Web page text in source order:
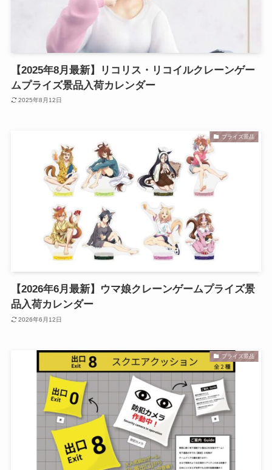
【2025年8月最新】リコリス・リコイルクレーンゲー
ムプライズ景品入荷カレンダー
2025年8月12日
プライズ景品
【2026年6月最新】ウマ娘クレーンゲームプライズ景
品入荷カレンダー
2026年6月12日
プライズ景品